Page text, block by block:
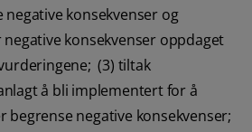
konsekvenser og
konsekvenser oppdaget
(3) tiltak
å bli implementert for å
begrense negative konsekvenser;